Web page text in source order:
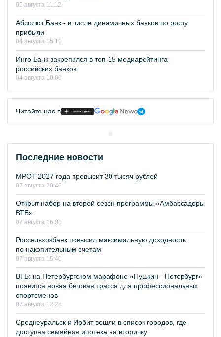
05 августа 11:12
Абсолют Банк - в числе динамичных банков по росту
прибыли
04 августа 15:10
Инго Банк закрепился в топ-15 медиарейтинга
российских банков
04 августа 10:00
Читайте нас в
Последние новости
МРОТ 2027 года превысит 30 тысяч рублей
07 августа 20:46
Открыт набор на второй сезон программы «Амбассадоры
ВТБ»
07 августа 16:30
Россельхозбанк повысил максимальную доходность
по накопительным счетам
07 августа 15:40
ВТБ: на Петербургском марафоне «Пушкин - Петербург»
появится новая беговая трасса для профессиональных
спортсменов
07 августа 12:28
Среднеуральск и Ирбит вошли в список городов, где
доступна семейная ипотека на вторичку